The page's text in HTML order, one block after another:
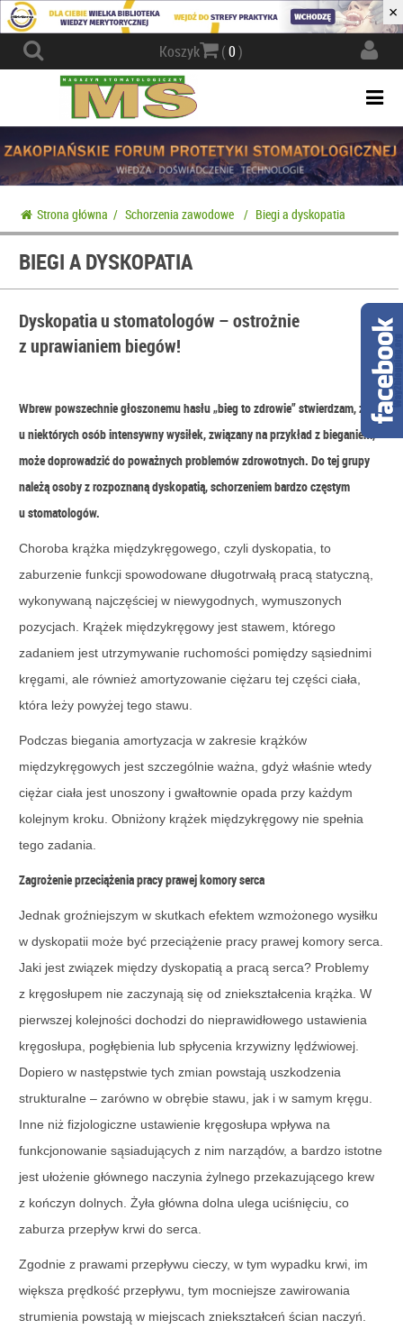
×
Koszyk (0)
Strona główna / Schorzenia zawodowe / Biegi a dyskopatia
BIEGI A DYSKOPATIA
Dyskopatia u stomatologów – ostrożnie
z uprawianiem biegów!
Wbrew powszechnie głoszonemu hasłu „bieg to zdrowie” stwierdzam, że
u niektórych osób intensywny wysiłek, związany na przykład z bieganiem,
może doprowadzić do poważnych problemów zdrowotnych. Do tej grupy
należą osoby z rozpoznaną dyskopatią, schorzeniem bardzo częstym
u stomatologów.
Choroba krążka międzykręgowego, czyli dyskopatia, to
zaburzenie funkcji spowodowane długotrwałą pracą statyczną,
wykonywaną najczęściej w niewygodnych, wymuszonych
pozycjach. Krążek międzykręgowy jest stawem, którego
zadaniem jest utrzymywanie ruchomości pomiędzy sąsiednimi
kręgami, ale również amortyzowanie ciężaru tej części ciała,
która leży powyżej tego stawu.
Podczas biegania amortyzacja w zakresie krążków
międzykręgowych jest szczególnie ważna, gdyż właśnie wtedy
ciężar ciała jest unoszony i gwałtownie opada przy każdym
kolejnym kroku. Obniżony krążek międzykręgowy nie spełnia
tego zadania.
Zagrożenie przeciążenia pracy prawej komory serca
Jednak groźniejszym w skutkach efektem wzmożonego wysiłku
w dyskopatii może być przeciążenie pracy prawej komory serca.
Jaki jest związek między dyskopatią a pracą serca? Problemy
z kręgosłupem nie zaczynają się od zniekształcenia krążka. W
pierwszej kolejności dochodzi do nieprawidłowego ustawienia
kręgosłupa, pogłębienia lub spłycenia krzywizny lędźwiowej.
Dopiero w następstwie tych zmian powstają uszkodzenia
strukturalne – zarówno w obrębie stawu, jak i w samym kręgu.
Inne niż fizjologiczne ustawienie kręgosłupa wpływa na
funkcjonowanie sąsiadujących z nim narządów, a bardzo istotne
jest ułożenie głównego naczynia żylnego przekazującego krew
z kończyn dolnych. Żyła główna dolna ulega uciśnięciu, co
zaburza przepływ krwi do serca.
Zgodnie z prawami przepływu cieczy, w tym wypadku krwi, im
większa prędkość przepływu, tym mocniejsze zawirowania
strumienia powstają w miejscach zniekształceń ścian naczyń.